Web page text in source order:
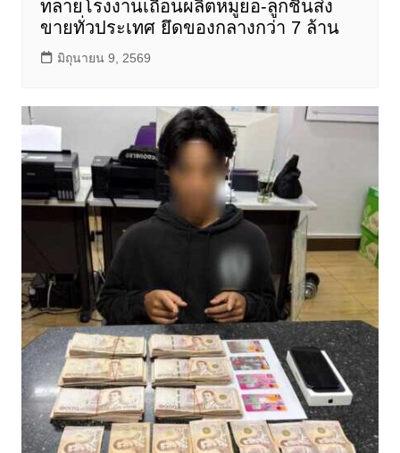
ทลายโรงงานเถื่อนผลิตหมูยอ-ลูกชิ้นส่ง
ขายทั่วประเทศ ยึดของกลางกว่า 7 ล้าน
มิถุนายน 9, 2569